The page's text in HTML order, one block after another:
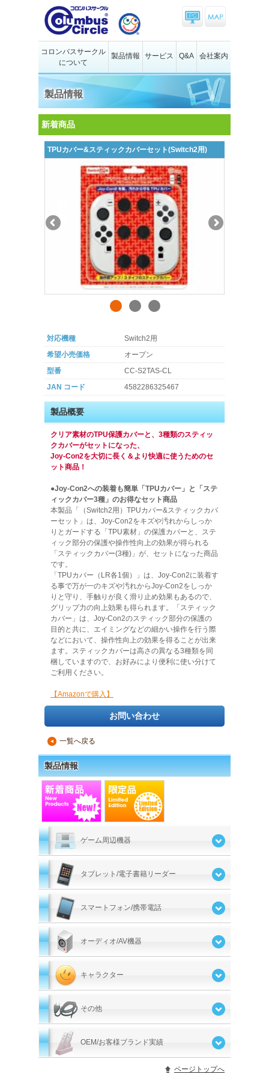
コロンバスサークル
について
製品情報 サービス Q&A 会社案内
製品情報
新着商品
TPUカバー&スティックカバーセット(Switch2用)
対応機種
Switch2用
希望小売価格
オープン
型番
CC-S2TAS-CL
JAN コード
4582286325467
製品概要
クリア素材のTPU保護カバーと、3種類のスティッ
クカバーがセットになった、
Joy-Con2を大切に長く＆より快適に使うためのセ
ット商品！
●Joy-Con2への装着も簡単「TPUカバー」と「ステ
ィックカバー3種」のお得なセット商品
本製品「（Switch2用）TPUカバー&スティックカバ
ーセット」は、Joy-Con2をキズや汚れからしっか
りとガードする「TPU素材」の保護カバーと、ステ
ィック部分の保護や操作性向上の効果が得られる
「スティックカバー(3種)」が、セットになった商品
です。
「TPUカバー（LR各1個）」は、Joy-Con2に装着す
る事で万が一のキズや汚れからJoy-Con2をしっか
りと守り、手触りが良く滑り止め効果もあるので、
グリップ力の向上効果も得られます。「スティック
カバー」は、Joy-Con2のスティック部分の保護の
目的と共に、エイミングなどの細かい操作を行う際
などにおいて、操作性向上の効果を得ることが出来
ます。スティックカバーは高さの異なる3種類を同
梱していますので、お好みにより便利に使い分けて
ご利用ください。
【Amazonで購入】
お問い合わせ
▲ 一覧へ戻る
製品情報
ゲーム周辺機器
タブレット/電子書籍リーダー
スマートフォン/携帯電話
オーディオ/AV機器
キャラクター
その他
OEM/お客様ブランド実績
ページトップへ